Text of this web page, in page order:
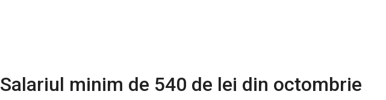
Salariul minim de 540 de lei din octombrie